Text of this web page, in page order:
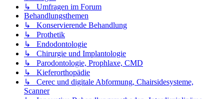
↳ Umfragen im Forum
Behandlungsthemen
↳ Konservierende Behandlung
↳ Prothetik
↳ Endodontologie
↳ Chirurgie und Implantologie
↳ Parodontologie, Prophlaxe, CMD
↳ Kieferorthopädie
↳ Cerec und digitale Abformung, Chairsidesysteme,
Scanner